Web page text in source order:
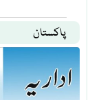
پاکستان